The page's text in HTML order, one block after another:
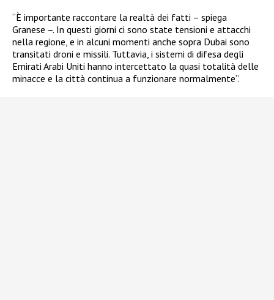
“È importante raccontare la realtà dei fatti – spiega
Granese –. In questi giorni ci sono state tensioni e attacchi
nella regione, e in alcuni momenti anche sopra Dubai sono
transitati droni e missili. Tuttavia, i sistemi di difesa degli
Emirati Arabi Uniti hanno intercettato la quasi totalità delle
minacce e la città continua a funzionare normalmente”.